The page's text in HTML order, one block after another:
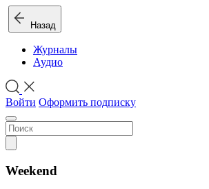
Назад
Журналы
Аудио
Войти Оформить подписку
Weekend